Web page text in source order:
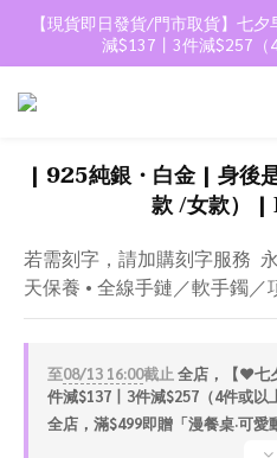
【現貨即日發貨/門市取貨】七
減$137丨3件減$257（
| 925純銀・白金 | 身後
款 /女款）
若需刻字，請加購刻字服務
天保養 • 全線手鏈／軟手鐲
至08/13 16:00截止 全店，【❤️七
件減$137丨3件減$257（4件或以
全店，滿$499即贈「漫餐桌·可愛